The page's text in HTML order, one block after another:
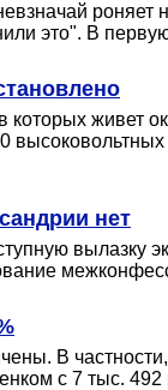
это". В
живет
нет
вылазку
В
с 7 тыс.